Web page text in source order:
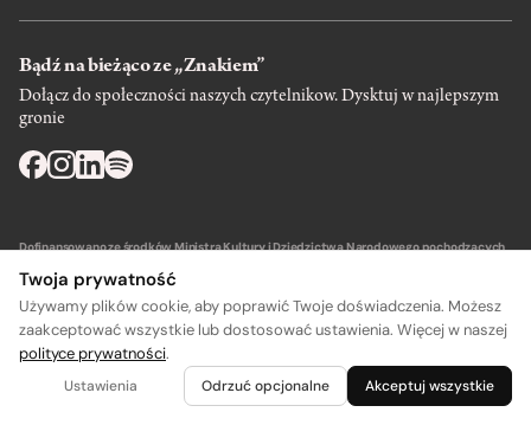
Bądź na bieżąco ze „Znakiem”
Dołącz do społeczności naszych czytelnikow. Dysktuj w najlepszym
gronie
Dofinansowano ze środków Ministra Kultury i Dziedzictwa Narodowego pochodzących
Wydawca: SIW Znak w Krakowie
Twoja prywatność
Używamy plików cookie, aby poprawić Twoje doświadczenia. Możesz
zaakceptować wszystkie lub dostosować ustawienia. Więcej w naszej
polityce prywatności.
Ustawienia Odrzuć opcjonalne Akceptuj wszystkie